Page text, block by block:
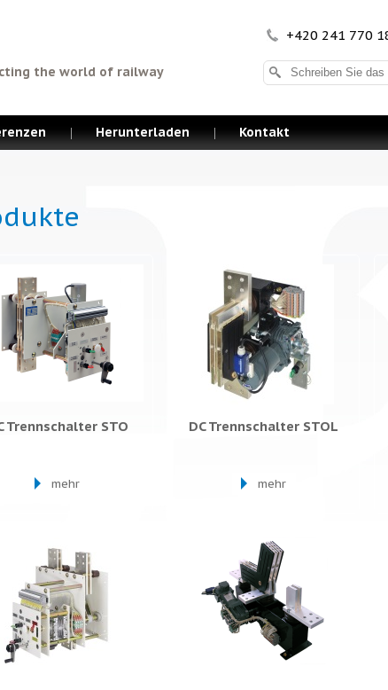
+420 241 770
Herunterladen Kontakt
the world of railway
Trennschalter STO
mehr
DC Trennschalter STOL
mehr